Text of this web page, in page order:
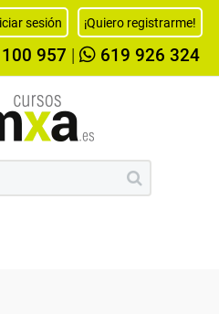
sesión ¡Quiero registrarme!
957 619 926 324